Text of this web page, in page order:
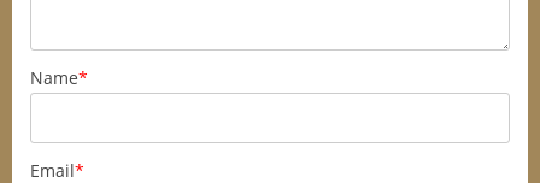
Name*
Email*